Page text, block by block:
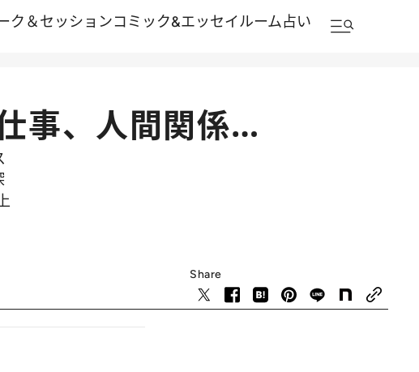
ク＆セッションコミック&エッセイルーム占い
事、人間関係…
Share